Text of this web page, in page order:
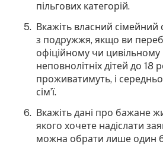
пільгових категорій.
Вкажіть власний сімейний
з подружжя, якщо ви
офіційному чи цивільному
неповнолітніх дітей до 18
проживатимуть, і
сімʼї.
Вкажіть дані про бажане
якого хочете надіслати
можна обрати лише один